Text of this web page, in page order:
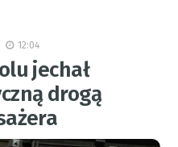
12:04
jechał
drogą